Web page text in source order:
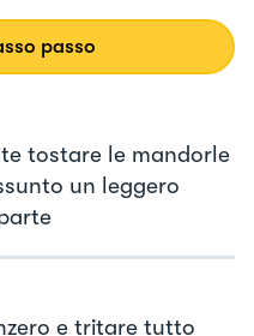
passo
tostare le mandorle
un leggero
e tritare tutto